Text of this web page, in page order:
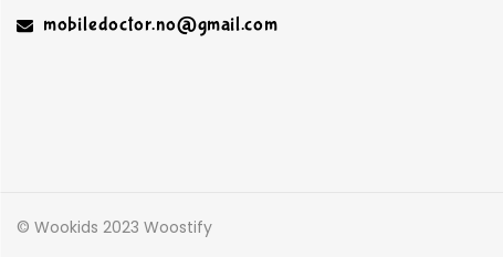
mobiledoctor.no@gmail.com
© Wookids 2023 Woostify